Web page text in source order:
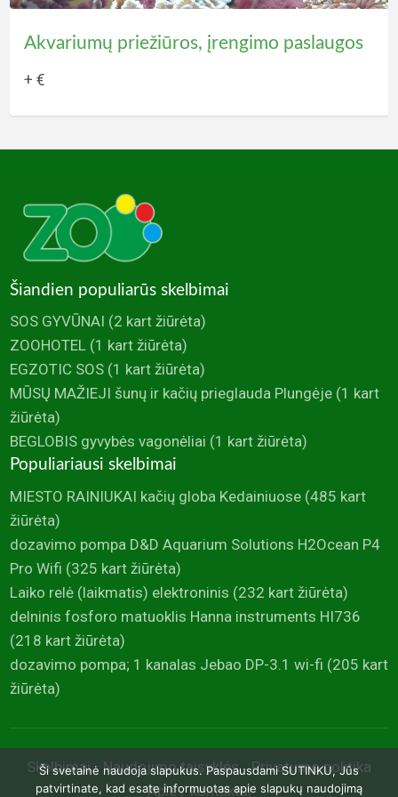
Laiko relė (laikmatis) elektroninis
10.00 €
Akvariumų priežiūros, įrengimo paslaugos
+ €
Šiandien populiarūs skelbimai
SOS GYVŪNAI (2 kart žiūrėta)
ZOOHOTEL(1 kart žiūrėta)
EGZOTIC SOS(1 kart žiūrėta)
MŪSŲ MAŽIEJI šunų ir kačių prieglauda Plungėje(1 kart
žiūrėta)
BEGLOBIS gyvybės vagonėliai (1 kart žiūrėta)
Populiariausi skelbimai
MIESTO RAINIUKAI kačių globa Kedainiuose(485 kart
žiūrėta)
dozavimo pompa D&D Aquarium Solutions H2Ocean P4
Pro Wifi (325 kart žiūrėta)
Laiko relė (laikmatis) elektroninis (232 kart žiūrėta)
delninis fosforo matuoklis Hanna instruments HI736
(218 kart žiūrėta)
dozavimo pompa; 1 kanalas Jebao DP-3.1 wi-fi (205 kart
žiūrėta)
Skelbimai Naudojimo taisyklės
Privatumo politika
Apie / kontaktai
Ši svetainė naudoja slapukus. Paspausdami SUTINKU, Jūs
patvirtinate, kad esate informuotas apie slapukų naudojimą